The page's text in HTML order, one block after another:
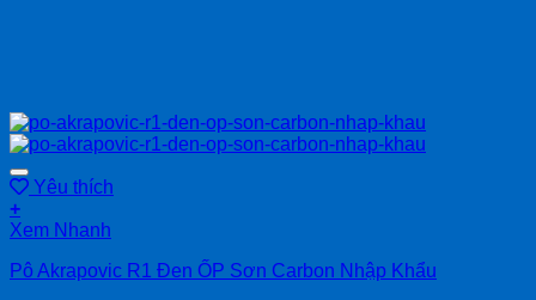
Yêu thích
+
Xem Nhanh
Pô Akrapovic R1 Đen ỐP Sơn Carbon Nhập Khẩu